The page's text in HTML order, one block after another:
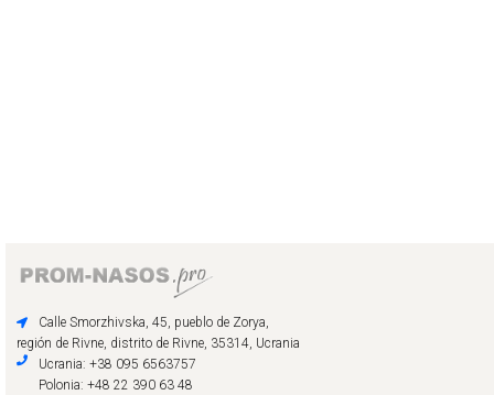
Calle Smorzhivska, 45, pueblo de Zorya,
región de Rivne, distrito de Rivne, 35314, Ucrania
Ucrania: +38 095 6563757
Polonia: +48 22 390 63 48